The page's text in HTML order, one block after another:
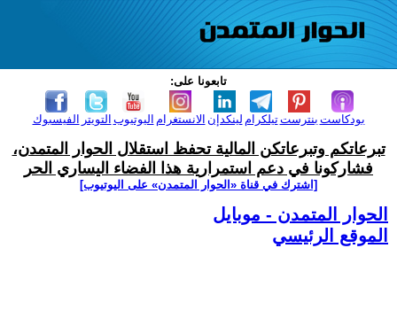
تابعونا على:
الفيسبوك التويتر اليوتيوب الانستغرام لينكدإن تيلكرامبنترست بودكاست
تبرعاتكم وتبرعاتكن المالية تحفظ استقلال الحوار المتمدن،
فشاركونا في دعم استمرارية هذا الفضاء اليساري الحر
[اشترك في قناة ‫«الحوار المتمدن» على اليوتيوب]
الحوار المتمدن - موبايل
الموقع الرئيسي